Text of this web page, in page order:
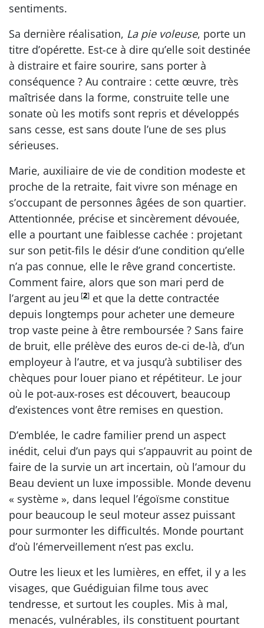
sentiments.
Sa dernière réalisation, La pie voleuse, porte un
titre d’opérette. Est-ce à dire qu’elle soit destinée
à distraire et faire sourire, sans porter à
conséquence ? Au contraire : cette œuvre, très
maîtrisée dans la forme, construite telle une
sonate où les motifs sont repris et développés
sans cesse, est sans doute l’une de ses plus
sérieuses.
Marie, auxiliaire de vie de condition modeste et
proche de la retraite, fait vivre son ménage en
s’occupant de personnes âgées de son quartier.
Attentionnée, précise et sincèrement dévouée,
elle a pourtant une faiblesse cachée : projetant
sur son petit-fils le désir d’une condition qu’elle
n’a pas connue, elle le rêve grand concertiste.
Comment faire, alors que son mari perd de
l’argent au jeu [2] et que la dette contractée
depuis longtemps pour acheter une demeure
trop vaste peine à être remboursée ? Sans faire
de bruit, elle prélève des euros de-ci de-là, d’un
employeur à l’autre, et va jusqu’à subtiliser des
chèques pour louer piano et répétiteur. Le jour
où le pot-aux-roses est découvert, beaucoup
d’existences vont être remises en question.
D’emblée, le cadre familier prend un aspect
inédit, celui d’un pays qui s’appauvrit au point de
faire de la survie un art incertain, où l’amour du
Beau devient un luxe impossible. Monde devenu
« système », dans lequel l’égoïsme constitue
pour beaucoup le seul moteur assez puissant
pour surmonter les difficultés. Monde pourtant
d’où l’émerveillement n’est pas exclu.
Outre les lieux et les lumières, en effet, il y a les
visages, que Guédiguian filme tous avec
tendresse, et surtout les couples. Mis à mal,
menacés, vulnérables, ils constituent pourtant